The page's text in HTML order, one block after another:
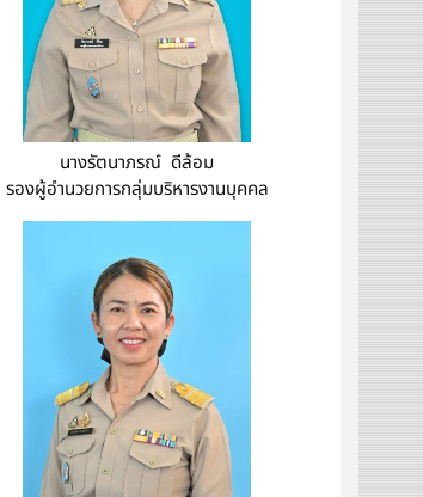
นางรัตนาภรณ์ ดีล้อม
รองผู้อำนวยการกลุ่มบริหารงานบุคคล